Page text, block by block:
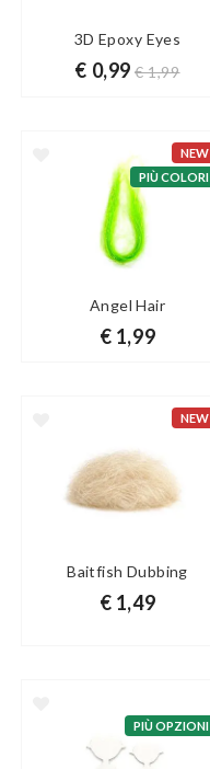
3D Epoxy Eyes
€ 0,99€ 1,99
NEW
PIÙ COLORI
Angel Hair
€ 1,99
NEW
Baitfish Dubbing
€ 1,49
PIÙ OPZIONI